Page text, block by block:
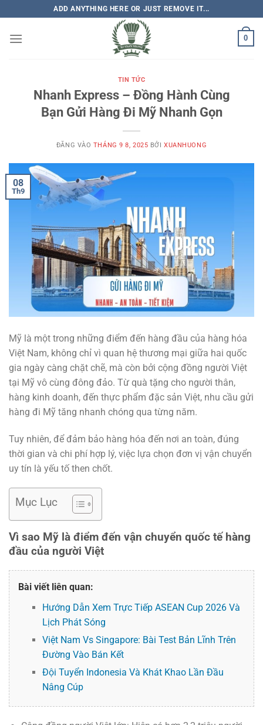
qua
nội
ADD ANYTHING HERE OR JUST REMOVE IT...
0
TIN TỨC
Nhanh Express – Đồng Hành Cùng
Bạn Gửi Hàng Đi Mỹ Nhanh Gọn
ĐĂNG VÀO THÁNG 9 8, 2025 BỞIXUANHUONG
08
Th9
Mỹ là một trong những điểm đến hàng đầu của hàng hóa
Việt Nam, không chỉ vì quan hệ thương mại giữa hai quốc
gia ngày càng chặt chẽ, mà còn bởi cộng đồng người Việt
tại Mỹ vô cùng đông đảo. Từ quà tặng cho người thân,
hàng kinh doanh, đến thực phẩm đặc sản Việt, nhu cầu gửi
hàng đi Mỹ tăng nhanh chóng qua từng năm.
Tuy nhiên, để đảm bảo hàng hóa đến nơi an toàn, đúng
thời gian và chi phí hợp lý, việc lựa chọn đơn vị vận chuyển
uy tín là yếu tố then chốt.
Mục Lục
Vì sao Mỹ là điểm đến vận chuyển quốc tế hàng
đầu của người Việt
Bài viết liên quan:
Hướng Dẫn Xem Trực Tiếp ASEAN Cup 2026 Và
Lịch Phát Sóng
Việt Nam Vs Singapore: Bài Test Bản Lĩnh Trên
Đường Vào Bán Kết
Đội Tuyển Indonesia Và Khát Khao Lần Đầu
Nâng Cúp